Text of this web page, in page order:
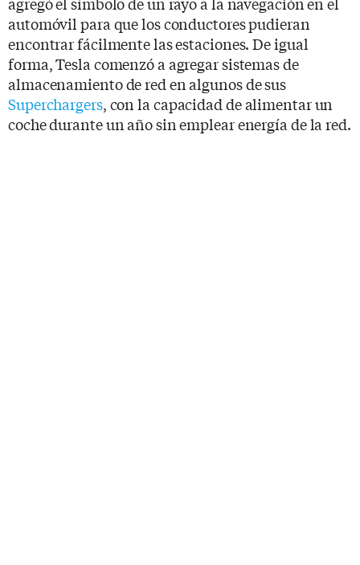
automóvil para que los conductores pudieran
encontrar fácilmente las estaciones. De igual
forma, Tesla comenzó a agregar sistemas de
almacenamiento de red en algunos de sus
Superchargers, con la capacidad de alimentar un
coche durante un año sin emplear energía de la red.